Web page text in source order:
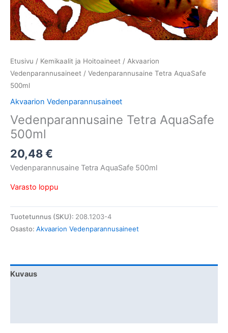
Etusivu / Kemikaalit ja Hoitoaineet / Akvaarion
Vedenparannusaineet / Vedenparannusaine Tetra AquaSafe
500ml
Akvaarion Vedenparannusaineet
Vedenparannusaine Tetra AquaSafe
500ml
20,48€
Vedenparannusaine Tetra AquaSafe 500ml
Varasto loppu
Tuotetunnus (SKU): 208.1203-4
Osasto: Akvaarion Vedenparannusaineet
Kuvaus